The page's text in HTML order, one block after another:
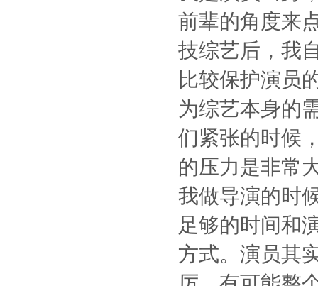
前辈的角度来
技综艺后，我
比较保护演员
为综艺本身的
们紧张的时候
的压力是非常
我做导演的时
足够的时间和
方式。演员其